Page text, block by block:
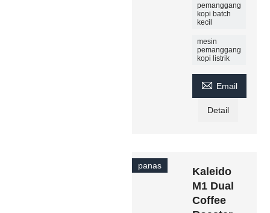
pemanggang
kopi batch
kecil
mesin
pemanggang
kopi listrik
 Email
Detail
panas
Kaleido
M1 Dual
Coffee